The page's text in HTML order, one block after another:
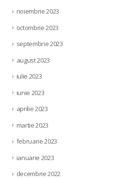
noiembrie 2023
octombrie 2023
septembrie 2023
august 2023
iulie 2023
iunie 2023
aprilie 2023
martie 2023
februarie 2023
ianuarie 2023
decembrie 2022